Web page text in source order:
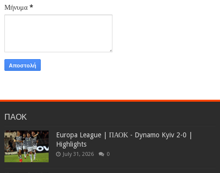
Μήνυμα *
ΠΑΟΚ
Europa League | ΠΑΟΚ - Dynamo Kyiv 2-0 |
Highlights
July 31, 2026 0